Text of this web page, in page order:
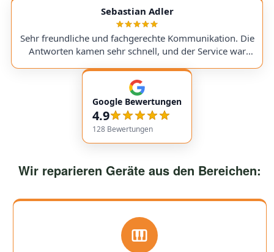
service with very transparent processes and pricing. I
sent in my Victory V4 Amp (Duchess). While waiting for
a replacement part, I was always kept fully informed. I
would use them again anytime!
Sebastian Adler
Sehr freundliche und fachgerechte Kommunikation. Die
Antworten kamen sehr schnell, und der Service war
empfehlenswert! Very friendly and professional
communication. Responses came very quickly, and the
service overall was extremely friendly and reliable.
Highly recommended!
Google Bewertungen
4.9
128 Bewertungen
Wir reparieren Geräte aus den Bereichen: